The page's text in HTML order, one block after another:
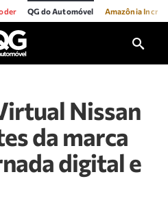
QG do Automóvel Amazônia
Nissan
da marca
digital e